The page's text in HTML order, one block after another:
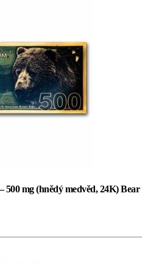
mg (hnědý medvěd, 24K) Bear